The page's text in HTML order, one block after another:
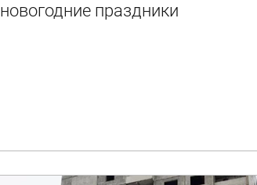
новогодние праздники